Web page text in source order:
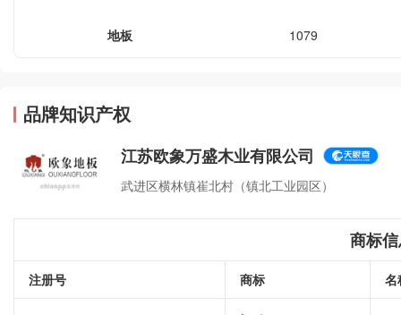
地板 1079
品牌知识产权
江苏欧象万盛木业有限公司
武进区横林镇崔北村（镇北工业园区）
商标
注册号 商标 名